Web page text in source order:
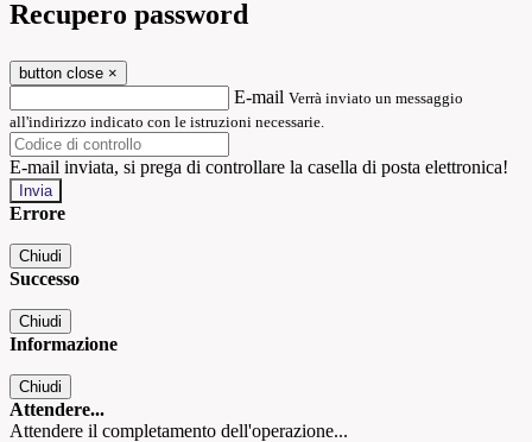
Recupero password
button close ×
E-mail Verrà inviato un messaggio
all'indirizzo indicato con le istruzioni necessarie.
E-mail inviata, si prega di controllare la casella di posta elettronica!
Errore
Chiudi
Successo
Chiudi
Informazione
Chiudi
Attendere...
Attendere il completamento dell'operazione...